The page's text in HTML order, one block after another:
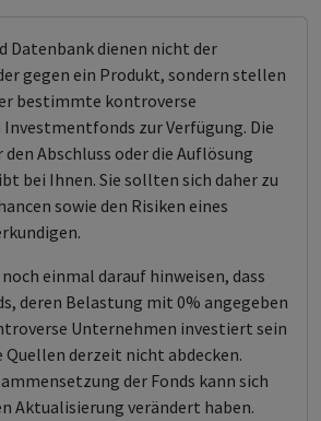
Datenbank dienen nicht der
gegen ein Produkt, sondern stellen
bestimmte kontroverse
zur Verfügung. Die
Abschluss oder die Auflösung
bei Ihnen. Sie sollten sich daher zu
sowie den Risiken eines
einmal darauf hinweisen, dass
deren Belastung mit 0% angegeben
Unternehmen investiert sein
Quellen derzeit nicht abdecken.
der Fonds kann sich
Aktualisierung verändert haben.